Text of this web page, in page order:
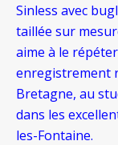
Sinless avec
taillée sur
aime à le
enregistrement
Bretagne, au
dans les
les-Fontaine.